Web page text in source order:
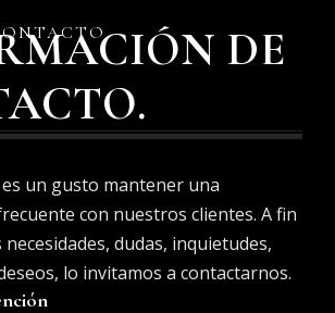
DE
un gusto mantener una
con nuestros clientes. A fin
dudas, inquietudes,
lo invitamos a contactarnos.